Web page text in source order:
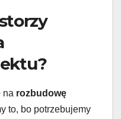
na rozbudowę
to, bo potrzebujemy